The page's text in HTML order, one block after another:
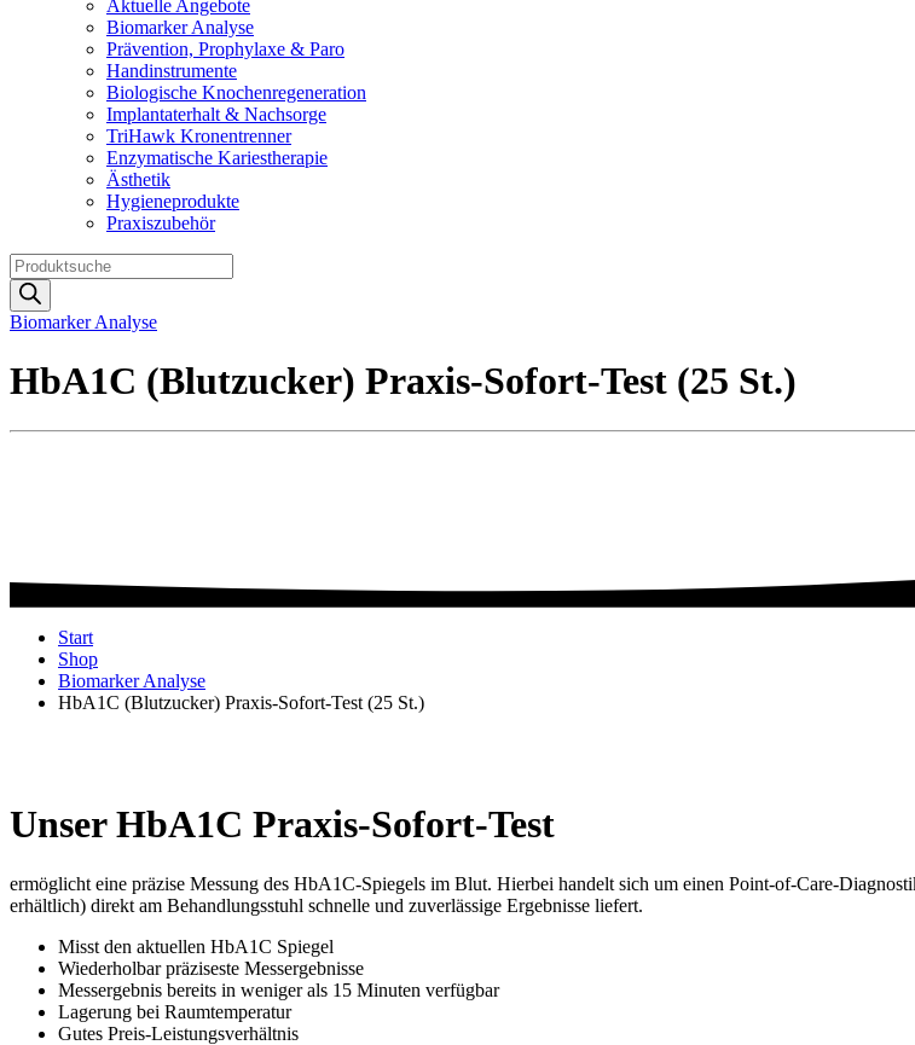
Aktuelle Angebote
Biomarker Analyse
Prävention, Prophylaxe & Paro
Handinstrumente
Biologische Knochenregeneration
Implantaterhalt & Nachsorge
TriHawk Kronentrenner
Enzymatische Kariestherapie
Ästhetik
Hygieneprodukte
Praxiszubehör
Products
search
Biomarker Analyse
HbA1C (Blutzucker) Praxis-Sofort-Test (25 St.)
Start
Shop
Biomarker Analyse
HbA1C (Blutzucker) Praxis-Sofort-Test (25 St.)
Unser HbA1C Praxis-Sofort-Test
ermöglicht eine präzise Messung des HbA1C-Spiegels im Blut. Hierbei handelt sich um einen Point-of-Care-
erhältlich) direkt am Behandlungsstuhl schnelle und zuverlässige Ergebnisse liefert.
Misst den aktuellen HbA1C Spiegel
Wiederholbar präziseste Messergebnisse
Messergebnis bereits in weniger als 15 Minuten verfügbar
Lagerung bei Raumtemperatur
Gutes Preis-Leistungsverhältnis